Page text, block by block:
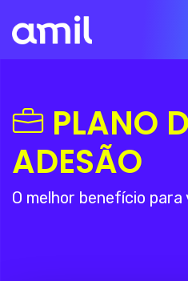
PLANO
ADESÃO
O melhor benefício